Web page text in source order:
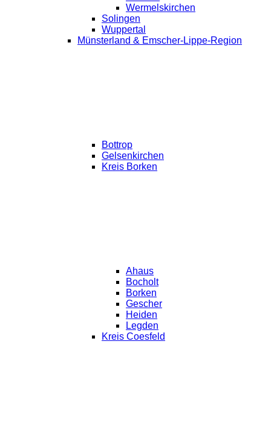
Wermelskirchen
Solingen
Wuppertal
Münsterland & Emscher-Lippe-Region
Bottrop
Gelsenkirchen
Kreis Borken
Ahaus
Bocholt
Borken
Gescher
Heiden
Legden
Kreis Coesfeld